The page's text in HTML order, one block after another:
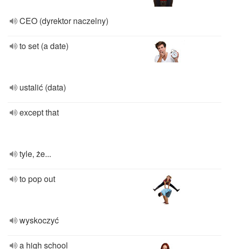
CEO (dyrektor naczelny)
to set (a date)
ustalić (data)
except that
tyle, że...
to pop out
wyskoczyć
a high school